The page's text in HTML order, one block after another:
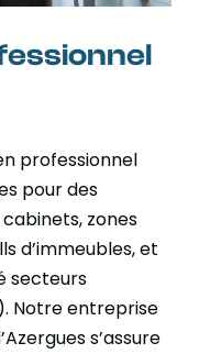
professionnel
pour des
cabinets, zones
d’immeubles, et
secteurs
Notre entreprise
s’assure